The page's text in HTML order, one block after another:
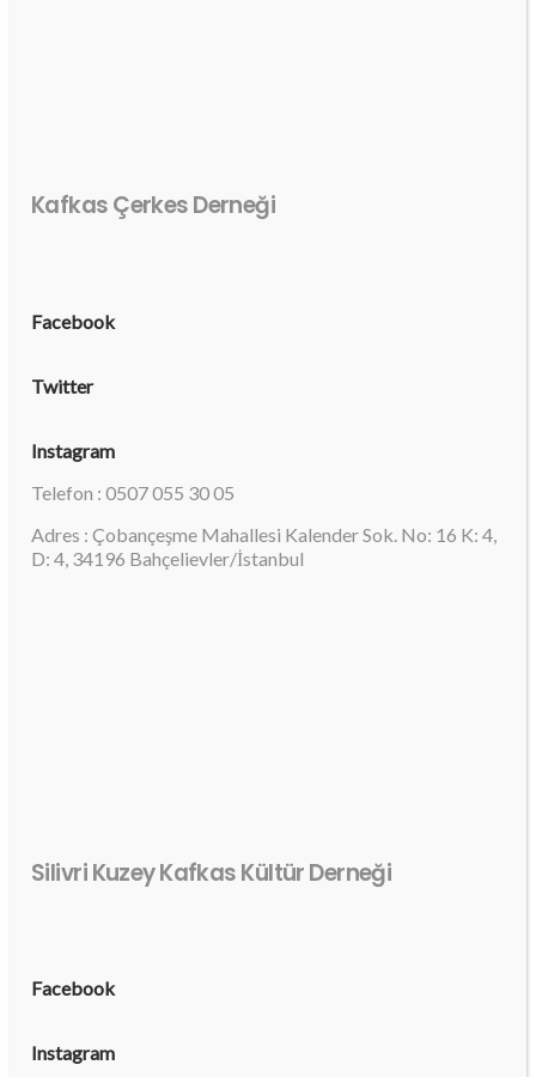
Kafkas Çerkes Derneği
Facebook
Twitter
Instagram
Telefon : 0507 055 30 05
Adres : Çobançeşme Mahallesi Kalender Sok. No: 16 K: 4,
D: 4, 34196 Bahçelievler/İstanbul
Silivri Kuzey Kafkas Kültür Derneği
Facebook
Instagram